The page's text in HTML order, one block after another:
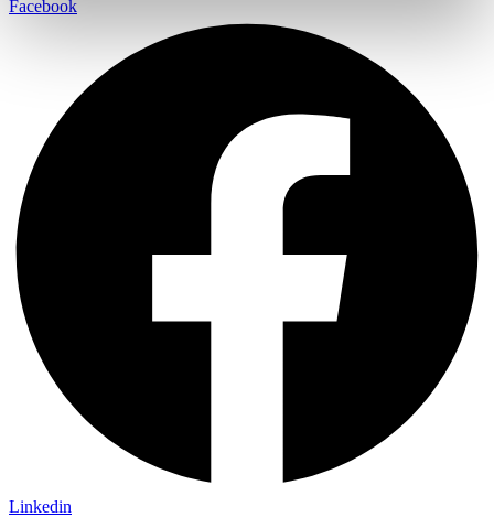
Facebook
Linkedin